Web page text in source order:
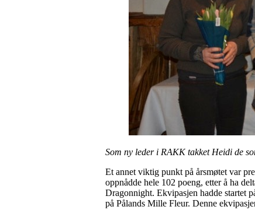
Som ny leder i RAKK takket Heidi de
Et annet viktig punkt på årsmøtet var
oppnådde hele 102 poeng, etter å ha
Dragonnight. Ekvipasjen hadde startet
på Pålands Mille Fleur. Denne